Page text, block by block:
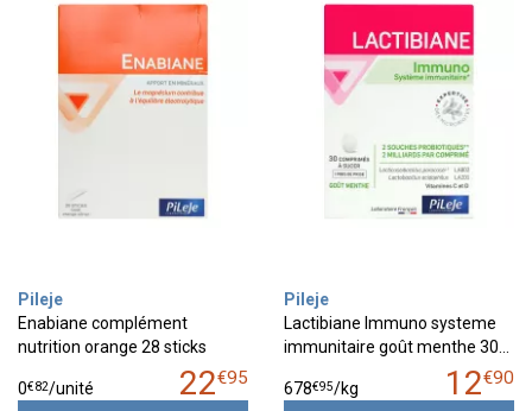
Pileje
Enabiane complément
nutrition orange 28 sticks
22€95
0€82/unité
Pileje
Lactibiane Immuno systeme
immunitaire goût menthe 30…
12€90
678€95/kg